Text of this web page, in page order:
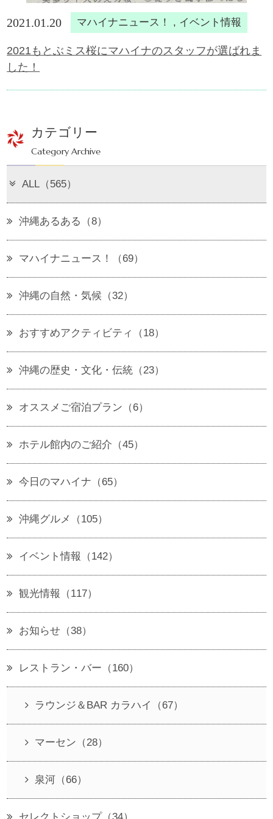
2021.01.20 マハイナニュース！ , イベント情報
2021もとぶミス桜にマハイナのスタッフが選ばれま
した！
カテゴリー
Category Archive
ALL（565）
沖縄あるある（8）
マハイナニュース！（69）
沖縄の自然・気候（32）
おすすめアクティビティ（18）
沖縄の歴史・文化・伝統（23）
オススメご宿泊プラン（6）
ホテル館内のご紹介（45）
今日のマハイナ（65）
沖縄グルメ（105）
イベント情報（142）
観光情報（117）
お知らせ（38）
レストラン・バー（160）
ラウンジ＆BAR カラハイ（67）
マーセン（28）
泉河（66）